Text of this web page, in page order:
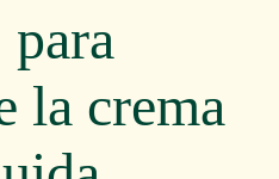
para
la crema